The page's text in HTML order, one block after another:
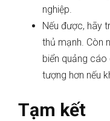
nghiệp.
Nếu được, hãy
thủ mạnh. Còn
biển quảng
tượng hơn nếu
Tạm kết